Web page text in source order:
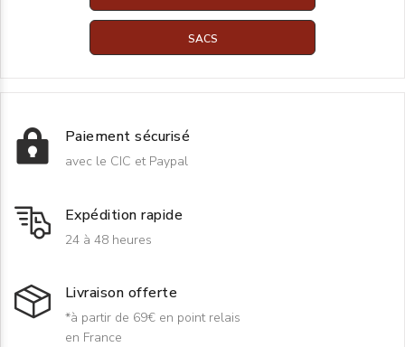
SACS
Paiement sécurisé
avec le CIC et Paypal
Expédition rapide
24 à 48 heures
Livraison offerte
*à partir de 69€ en point relais
en France